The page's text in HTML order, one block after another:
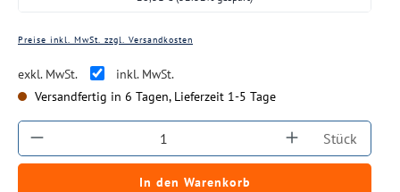
Preise inkl. MwSt. zzgl. Versandkosten
exkl. MwSt.
inkl. MwSt.
Versandfertig in 6 Tagen, Lieferzeit 1-5 Tage
Produkt Anzahl: Gib den gewünschten
Stück
In den Warenkorb